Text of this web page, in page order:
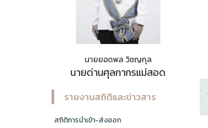
นายยอดพล วิชญกุล
นายด่านศุลกากรแม่สอด
รายงานสถิติและข่าวสาร
สถิติการนำเข้า-ส่งออก